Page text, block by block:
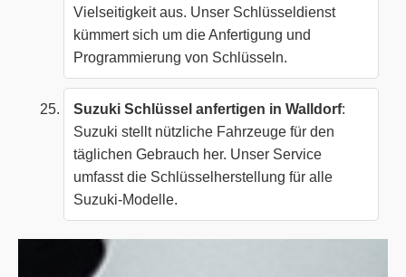
Vielseitigkeit aus. Unser Schlüsseldienst
kümmert sich um die Anfertigung und
Programmierung von Schlüsseln.
Suzuki Schlüssel anfertigen in Walldorf:
Suzuki stellt nützliche Fahrzeuge für den
täglichen Gebrauch her. Unser Service
umfasst die Schlüsselherstellung für alle
Suzuki-Modelle.